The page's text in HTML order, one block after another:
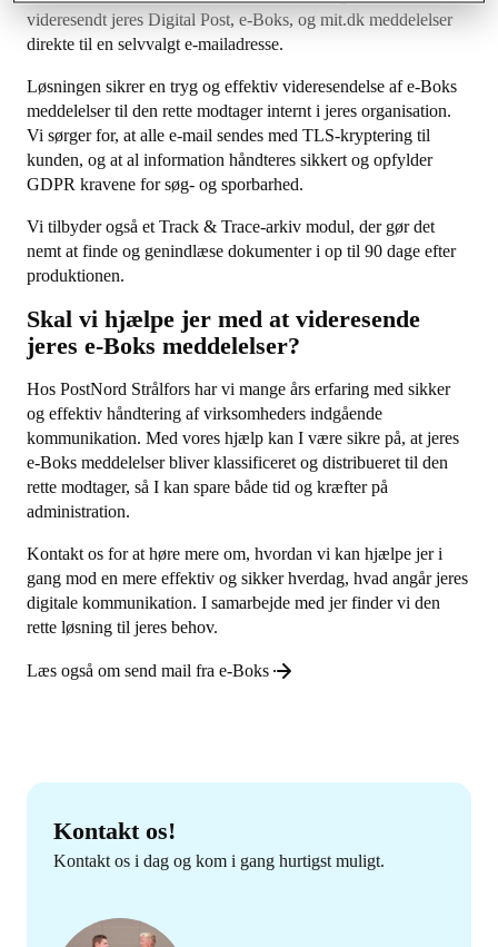
videresendt jeres Digital Post, e-Boks, og mit.dk meddelelser
direkte til en selvvalgt e-mailadresse.
Løsningen sikrer en tryg og effektiv videresendelse af e-Boks
meddelelser til den rette modtager internt i jeres organisation.
Vi sørger for, at alle e-mail sendes med TLS-kryptering til
kunden, og at al information håndteres sikkert og opfylder
GDPR kravene for søg- og sporbarhed.
Vi tilbyder også et Track & Trace-arkiv modul, der gør det
nemt at finde og genindlæse dokumenter i op til 90 dage efter
produktionen.
Skal vi hjælpe jer med at videresende
jeres e-Boks meddelelser?
Hos PostNord Strålfors har vi mange års erfaring med sikker
og effektiv håndtering af virksomheders indgående
kommunikation. Med vores hjælp kan I være sikre på, at jeres
e-Boks meddelelser bliver klassificeret og distribueret til den
rette modtager, så I kan spare både tid og kræfter på
administration.
Kontakt os for at høre mere om, hvordan vi kan hjælpe jer i
gang mod en mere effektiv og sikker hverdag, hvad angår jeres
digitale kommunikation. I samarbejde med jer finder vi den
rette løsning til jeres behov.
Læs også om send mail fra e-Boks
Kontakt os!
Kontakt os i dag og kom i gang hurtigst muligt.